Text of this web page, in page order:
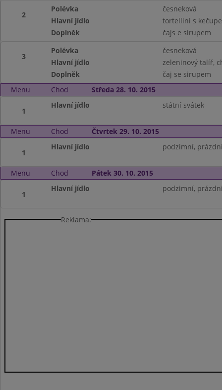
2
Polévka
česneková
Hlavní jídlo
tortellini s
Doplněk
čajs e sirupem
3
Polévka
česneková
Hlavní jídlo
zeleninový talíř,
Doplněk
čaj se sirupem
Menu
Chod Středa 28. 10. 2015
1
Hlavní jídlo státní svátek
Menu Chod Čtvrtek 29. 10. 2015
1
Hlavní jídlo podzimní,
Menu Chod Pátek 30. 10. 2015
1
Hlavní jídlo podzimní,
Reklama: